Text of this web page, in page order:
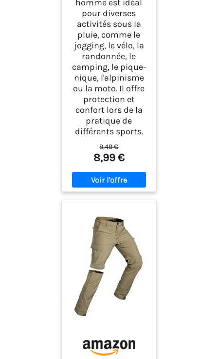
homme est idéal
pour diverses
activités sous la
pluie, comme le
jogging, le vélo, la
randonnée, le
camping, le pique-
nique, l'alpinisme
ou la moto. Il offre
protection et
confort lors de la
pratique de
différents sports.
9,49 €
8,99 €